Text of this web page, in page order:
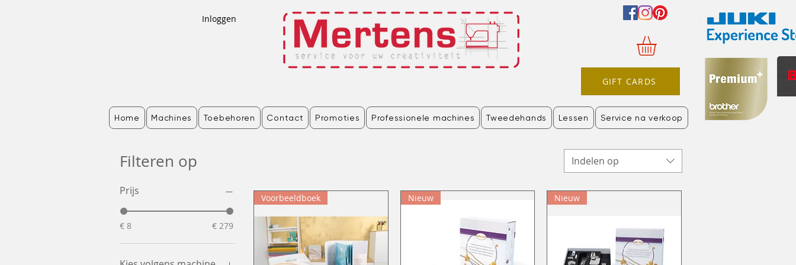
Inloggen
GIFT CARDS
Home Machines Toebehoren Contact Promoties Professionele machines Tweedehands Lessen Service na verkoop
Filteren op
Prijs
€ 8 € 279
Indelen op
Voorbeeldboek Nieuw Nieuw